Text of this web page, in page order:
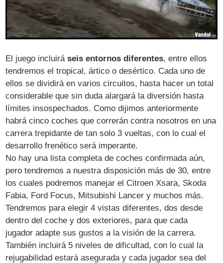
El juego incluiráseis entornos diferentes, entre ellos
tendremos el tropical, ártico o desértico. Cada uno de
ellos se dividirá en varios circuitos, hasta hacer un total
considerable que sin duda alargará la diversión hasta
límites insospechados. Como dijimos anteriormente
habrá cinco coches que correrán contra nosotros en una
carrera trepidante de tan solo 3 vueltas, con lo cual el
desarrollo frenético será imperante.
No hay una lista completa de coches confirmada aún,
pero tendremos a nuestra disposición más de 30, entre
los cuales podremos manejar el Citroen Xsara, Skoda
Fabia, Ford Focus, Mitsubishi Lancer y muchos más.
Tendremos para elegir 4 vistas diferentes, dos desde
dentro del coche y dos exteriores, para que cada
jugador adapte sus gustos a la visión de la carrera.
También incluirá 5 niveles de dificultad, con lo cual la
rejugabilidad estará asegurada y cada jugador sea del